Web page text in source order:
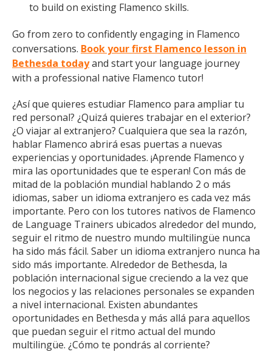
to build on existing Flamenco skills.
Go from zero to confidently engaging in Flamenco
conversations. Book your first Flamenco lesson in
Bethesda todayand start your language journey
with a professional native Flamenco tutor!
¿Así que quieres estudiar Flamenco para ampliar tu
red personal? ¿Quizá quieres trabajar en el exterior?
¿O viajar al extranjero? Cualquiera que sea la razón,
hablar Flamenco abrirá esas puertas a nuevas
experiencias y oportunidades. ¡Aprende Flamenco y
mira las oportunidades que te esperan! Con más de
mitad de la población mundial hablando 2 o más
idiomas, saber un idioma extranjero es cada vez más
importante. Pero con los tutores nativos de Flamenco
de Language Trainers ubicados alrededor del mundo,
seguir el ritmo de nuestro mundo multilingüe nunca
ha sido más fácil. Saber un idioma extranjero nunca ha
sido más importante. Alrededor de Bethesda, la
población internacional sigue creciendo a la vez que
los negocios y las relaciones personales se expanden
a nivel internacional. Existen abundantes
oportunidades en Bethesda y más allá para aquellos
que puedan seguir el ritmo actual del mundo
multilingüe. ¿Cómo te pondrás al corriente?